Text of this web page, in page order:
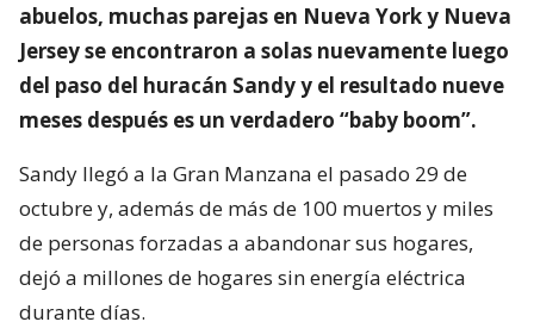
abuelos, muchas parejas en Nueva York y Nueva
Jersey se encontraron a solas nuevamente luego
del paso del huracán Sandy y el resultado nueve
meses después es un verdadero “baby boom”.
Sandy llegó a la Gran Manzana el pasado 29 de
octubre y, además de más de 100 muertos y miles
de personas forzadas a abandonar sus hogares,
dejó a millones de hogares sin energía eléctrica
durante días.